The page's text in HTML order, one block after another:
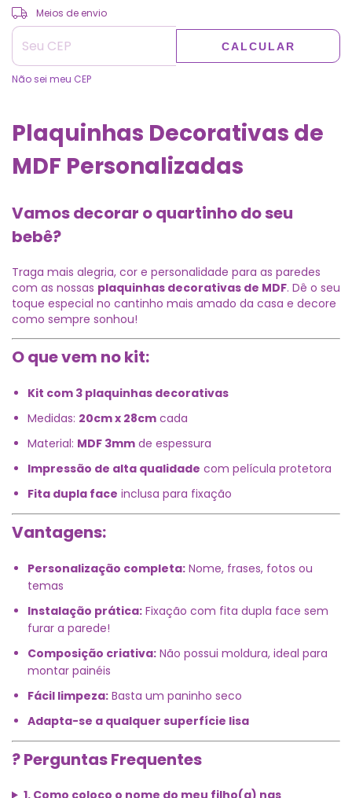
Entregas para o CEP:
Meios de envio
CALCULAR
Não sei meu CEP
Plaquinhas Decorativas de
MDF Personalizadas
Vamos decorar o quartinho do seu
bebê?
Traga mais alegria, cor e personalidade para as paredes
com as nossas plaquinhas decorativas de MDF. Dê o seu
toque especial no cantinho mais amado da casa e decore
como sempre sonhou!
O que vem no kit:
Kit com 3 plaquinhas decorativas
Medidas: 20cm x 28cm cada
Material: MDF 3mm de espessura
Impressão de alta qualidade com película protetora
Fita dupla face inclusa para fixação
Vantagens:
Personalização completa: Nome, frases, fotos ou
temas
Instalação prática: Fixação com fita dupla face sem
furar a parede!
Composição criativa: Não possui moldura, ideal para
montar painéis
Fácil limpeza: Basta um paninho seco
Adapta-se a qualquer superfície lisa
? Perguntas Frequentes
1. Como coloco o nome do meu filho(a) nas